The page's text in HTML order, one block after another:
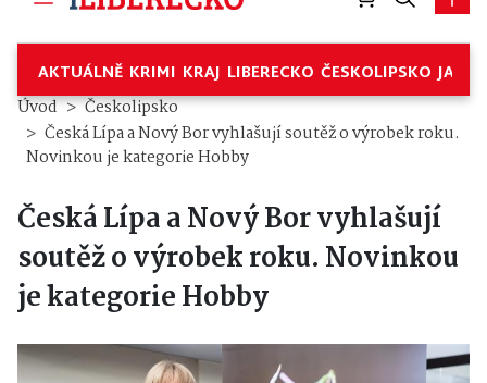
AKTUÁLNĚ KRIMI KRAJ LIBERECKO ČESKOLIPSKO
Úvod
Českolipsko
Česká Lípa a Nový Bor vyhlašují soutěž o výrobek roku.
Novinkou je kategorie Hobby
Česká Lípa a Nový Bor vyhlašují
soutěž o výrobek roku. Novinkou
je kategorie Hobby